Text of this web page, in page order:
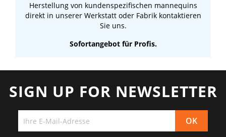
Herstellung von kundenspezifischen mannequins
direkt in unserer Werkstatt oder Fabrik kontaktieren
Sie uns.
Sofortangebot für Profis.
SIGN UP FOR NEWSLETTER